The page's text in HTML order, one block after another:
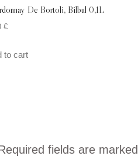
De Bortoli, Bilbul 0,1L
€
to cart
fields are marked